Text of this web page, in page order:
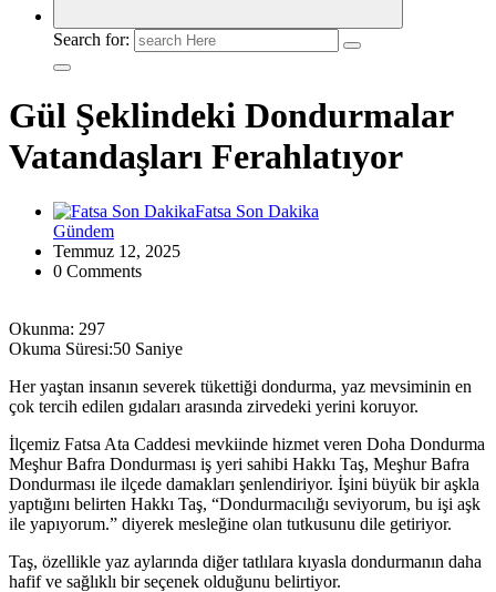
Search for:
Gül Şeklindeki Dondurmalar
Vatandaşları Ferahlatıyor
Fatsa Son Dakika
Gündem
Temmuz 12, 2025
0 Comments
Okunma: 297
Okuma Süresi:50 Saniye
Her yaştan insanın severek tükettiği dondurma, yaz mevsiminin en
çok tercih edilen gıdaları arasında zirvedeki yerini koruyor.
İlçemiz Fatsa Ata Caddesi mevkiinde hizmet veren Doha Dondurma
Meşhur Bafra Dondurması iş yeri sahibi Hakkı Taş, Meşhur Bafra
Dondurması ile ilçede damakları şenlendiriyor. İşini büyük bir aşkla
yaptığını belirten Hakkı Taş, “Dondurmacılığı seviyorum, bu işi aşk
ile yapıyorum.” diyerek mesleğine olan tutkusunu dile getiriyor.
Taş, özellikle yaz aylarında diğer tatlılara kıyasla dondurmanın daha
hafif ve sağlıklı bir seçenek olduğunu belirtiyor.